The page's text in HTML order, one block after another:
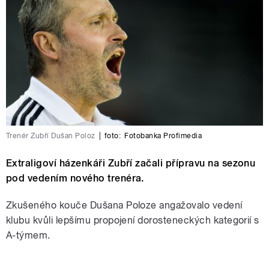
Trenér Zubří Dušan Poloz foto: Fotobanka Profimedia
Extraligoví házenkáři Zubří začali přípravu na sezonu
pod vedením nového trenéra.
Zkušeného kouče Dušana Poloze angažovalo vedení
klubu kvůli lepšímu propojení dorosteneckých kategorií s
A-týmem.